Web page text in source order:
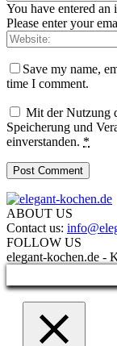
You have entered an
Please enter your
Save my name,
time I comment.
Mit der Nutzung
Speicherung und
einverstanden. *
ABOUT US
Contact us:
FOLLOW US
elegant-kochen.de -